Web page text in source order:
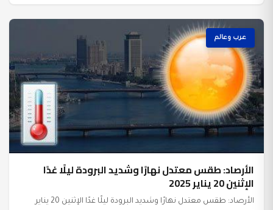
عرب وعالم
الأرصاد: طقس معتدل نهارًا وشديد البرودة ليلًا غدًا
الإثنين 20 يناير 2025
الأرصاد: طقس معتدل نهارًا وشديد البرودة ليلًا غدًا الإثنين 20 يناير